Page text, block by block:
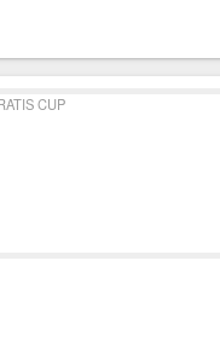
CUP